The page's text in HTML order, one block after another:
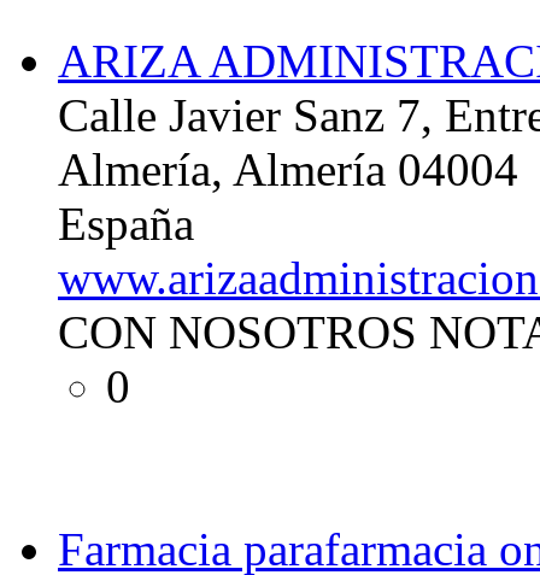
ARIZA
Calle Javier Sanz 7,
Almería, Almería 04004
España
CON NOSOTROS
0
Farmacia parafarmacia